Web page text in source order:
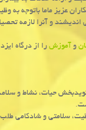
عزیز ماما باتوجه به
اندیشند و آنرا لازمه
و آموزش را از درگاه
حیات، نشاط و
سلامتی و شادکامی